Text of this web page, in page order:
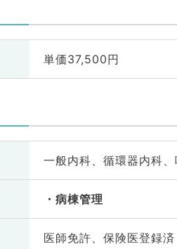
単価37,500円
一般内科、循環器内科
病棟管理
医師免許、保険医登録済